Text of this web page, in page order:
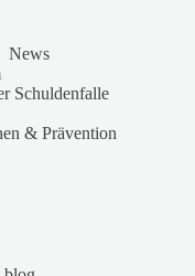
News
Schuldenfalle
& Prävention